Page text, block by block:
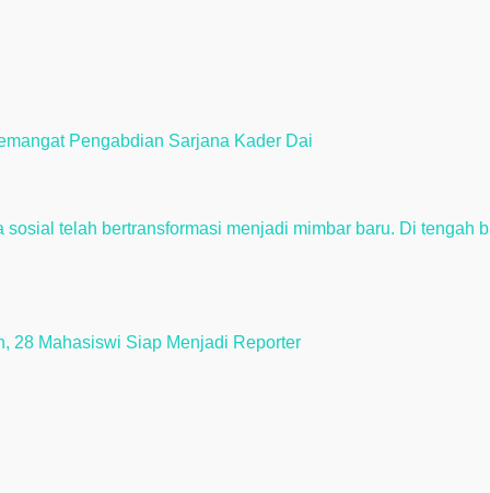
Pengabdian Sarjana Kader Dai
28 Mahasiswi Siap Menjadi Reporter